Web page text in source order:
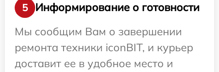
5
Информирование о готовности
Мы сообщим Вам о завершении
ремонта техники iconBIT, и курьер
доставит ее в удобное место и